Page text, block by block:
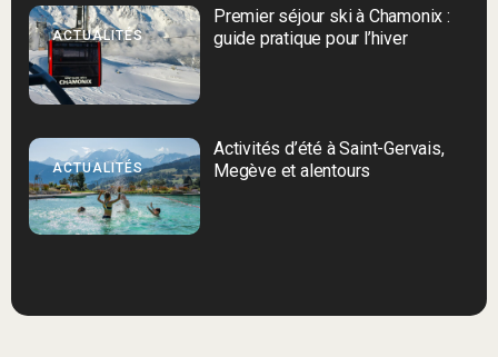
ACTUALITÉS
Premier séjour ski à Chamonix :
guide pratique pour l’hiver
ACTUALITÉS
Activités d’été à Saint-Gervais,
Megève et alentours